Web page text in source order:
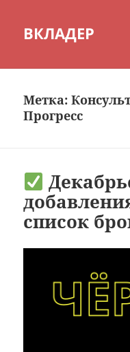
ВКЛАДЕР
Метка:
Прогресс
список